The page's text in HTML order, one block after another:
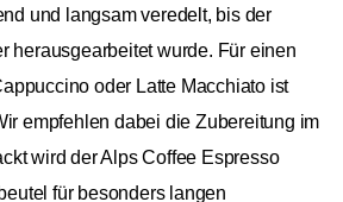
und langsam veredelt, bis der
herausgearbeitet wurde. Für einen
oder Latte Macchiato ist
empfehlen dabei die Zubereitung im
wird der Alps Coffee Espresso
für besonders langen